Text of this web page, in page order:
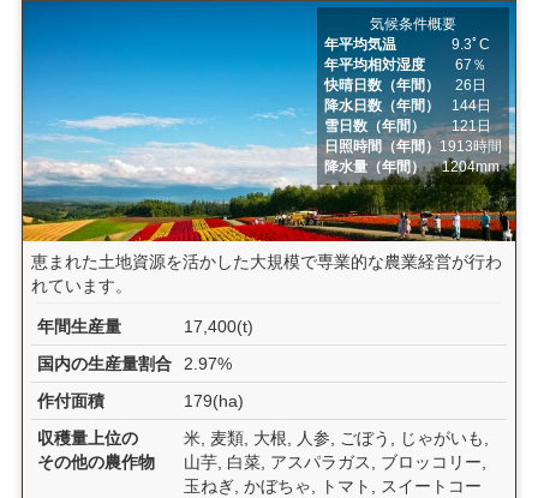
気候条件概要
年平均気温
9.3ﾟC
年平均相対湿度
67％
快晴日数（年間）
26日
降水日数（年間）
144日
雪日数（年間）
121日
日照時間（年間） 1913時間
降水量（年間）
1204mm
恵まれた土地資源を活かした大規模で専業的な農業経営が行わ
れています。
年間生産量
17,400(t)
国内の生産量割合
2.97%
作付面積
179(ha)
収穫量上位の
その他の農作物
米, 麦類, 大根, 人参, ごぼう, じゃがいも,
山芋, 白菜, アスパラガス, ブロッコリー,
玉ねぎ, かぼちゃ, トマト, スイートコー